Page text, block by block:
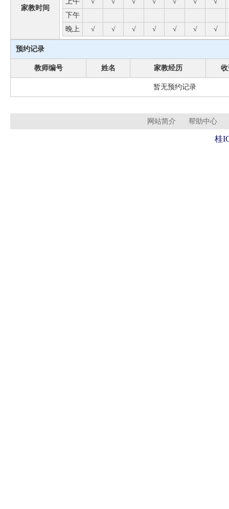
家教时间
下午
晚上
√ √ √ √ √ √ √
预约记录
教师编号 姓名 家教经历
暂无预约记录
网站简介 帮助中心
桂